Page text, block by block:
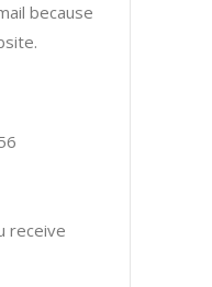
because
receive